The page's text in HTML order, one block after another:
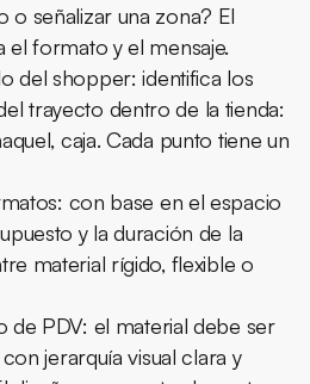
o señalizar una zona? El
el formato y el mensaje.
del shopper: identifica los
trayecto dentro de la tienda:
caja. Cada punto tiene un
con base en el espacio
y la duración de la
material rígido, flexible o
de PDV: el material debe ser
jerarquía visual clara y